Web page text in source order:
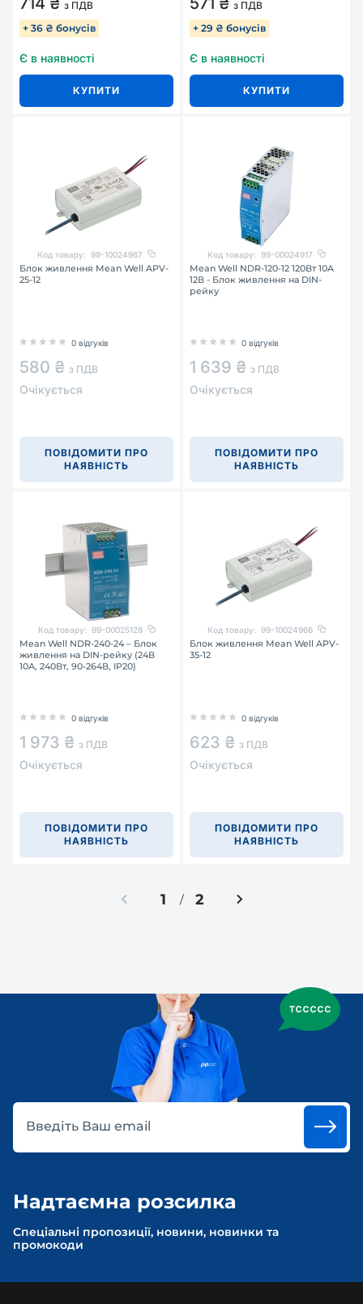
з ПДВ
+ 36 ₴ бонусів
Є в наявності
КУПИТИ
з ПДВ
+ 29 ₴ бонусів
Є в наявності
КУПИТИ
Код товару: 99-10024967
Блок живлення Mean Well APV-
25-12
0 відгуків
580 ₴ з ПДВ
Очікується
ПОВІДОМИТИ ПРО
НАЯВНІСТЬ
Код товару: 99-00024917
Mean Well NDR-120-12 120Вт 10A
12В - Блок живлення на DIN-
рейку
0 відгуків
1 639 ₴ з ПДВ
Очікується
ПОВІДОМИТИ ПРО
НАЯВНІСТЬ
Код товару: 99-00025128
Mean Well NDR-240-24 – Блок
живлення на DIN-рейку (24В
10А, 240Вт, 90-264В, IP20)
0 відгуків
1 973 ₴ з ПДВ
Очікується
ПОВІДОМИТИ ПРО
НАЯВНІСТЬ
Код товару: 99-10024966
Блок живлення Mean Well APV-
35-12
0 відгуків
623 ₴ з ПДВ
Очікується
ПОВІДОМИТИ ПРО
НАЯВНІСТЬ
1 / 2
Введіть Ваш email
Надтаємна розсилка
Спеціальні пропозиції, новини, новинки та
промокоди